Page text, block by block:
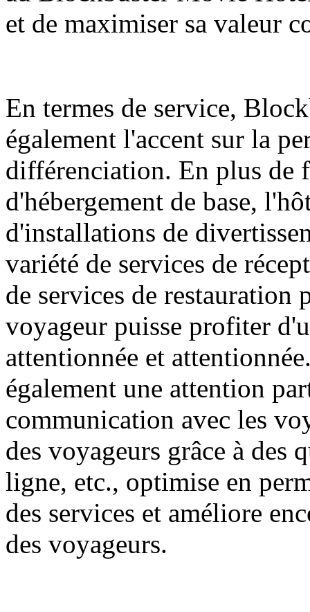
et de maximiser sa valeur
En termes de service,
également l'accent sur la
différenciation. En plus de
d'hébergement de base,
d'installations de
variété de services de
de services de restauration
voyageur puisse profiter
attentionnée et
également une attention
communication avec les
des voyageurs grâce à des
ligne, etc., optimise en
des services et améliore
des voyageurs.